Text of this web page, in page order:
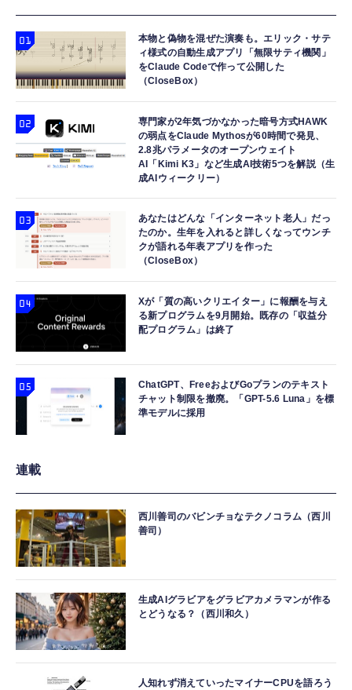
本物と偽物を混ぜた演奏も。エリック・サテ
ィ様式の自動生成アプリ「無限サティ機関」
をClaude Codeで作って公開した
（CloseBox）
専門家が2年気づかなかった暗号方式HAWK
の弱点をClaude Mythosが60時間で発見、
2.8兆パラメータのオープンウェイト
AI「Kimi K3」など生成AI技術5つを解説（生
成AIウィークリー）
あなたはどんな「インターネット老人」だっ
たのか。生年を入れると詳しくなってウンチ
クが語れる年表アプリを作った
（CloseBox）
Xが「質の高いクリエイター」に報酬を与え
る新プログラムを9月開始。既存の「収益分
配プログラム」は終了
ChatGPT、FreeおよびGoプランのテキスト
チャット制限を撤廃。「GPT-5.6 Luna」を標
準モデルに採用
連載
西川善司のバビンチョなテクノコラム（西川
善司）
生成AIグラビアをグラビアカメラマンが作る
とどうなる？（西川和久）
人知れず消えていったマイナーCPUを語ろう